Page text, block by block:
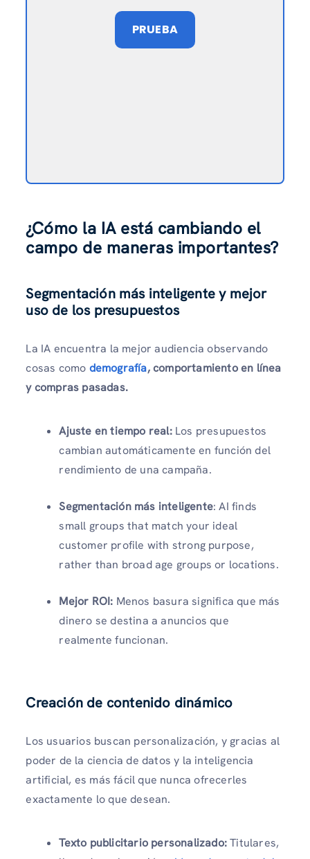
PRUEBA
¿Cómo la IA está cambiando el
campo de maneras importantes?
Segmentación más inteligente y mejor
uso de los presupuestos
La IA encuentra la mejor audiencia observando
cosas como demografía, comportamiento en línea
y compras pasadas.
Ajuste en tiempo real:Los presupuestos
cambian automáticamente en función del
rendimiento de una campaña.
Segmentación más inteligente: AI finds
small groups that match your ideal
customer profile with strong purpose,
rather than broad age groups or locations.
Mejor ROI: Menos basura significa que más
dinero se destina a anuncios que
realmente funcionan.
Creación de contenido dinámico
Los usuarios buscan personalización, y gracias al
poder de la ciencia de datos y la inteligencia
artificial, es más fácil que nunca ofrecerles
exactamente lo que desean.
Texto publicitario personalizado:Titulares,